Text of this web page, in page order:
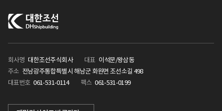
회사명 대한조선주식회사 대표 이석문/왕삼동
주소 전남광주통합특별시 해남군 화원면 조선소길 498
대표번호 061-531-0114 팩스 061-531-0199
KHI